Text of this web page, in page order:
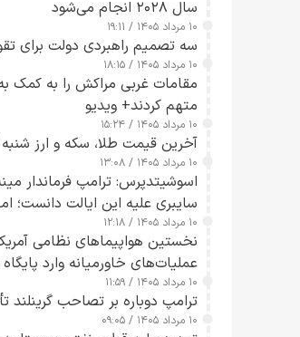
سال ۲۰۲۸ انجام می‌شود
۱۰ مرداد ۱۴۰۵ / ۱۹:۱۱
سه تصمیم راهبردی دولت برای
۱۰ مرداد ۱۴۰۵ / ۱۸:۱۵
مقامات غربی مراکش را به کمک
متهم کردند+ ویدیو
۱۰ مرداد ۱۴۰۵ / ۱۵:۲۴
آخرین قیمت طلا، سکه و ارز شنبه 10 مرداد+ جدول
۱۰ مرداد ۱۴۰۵ / ۱۳:۰۸
اسوشیتدپرس: ترامپ فرماندار
سایبری علیه این ایالت دانست؛
۱۰ مرداد ۱۴۰۵ / ۱۲:۱۸
نخستین هواپیماهای نظامی
عملیات‌های خاورمیانه وارد
۱۰ مرداد ۱۴۰۵ / ۱۱:۵۹
ترامپ دوباره بر تصاحب گرینلند
۱۰ مرداد ۱۴۰۵ / ۰۹:۰۵